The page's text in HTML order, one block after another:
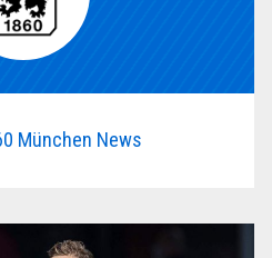
München News